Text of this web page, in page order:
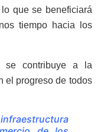
que se beneficiará
tiempo hacia los
se contribuye a la
el progreso de todos